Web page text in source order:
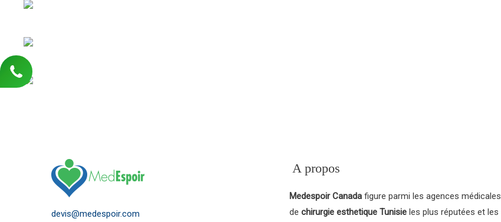
devis@medespoir.com
A propos
Medespoir Canada figure parmi les agences médicales
dechirurgie esthetique Tunisie les plus réputées et les